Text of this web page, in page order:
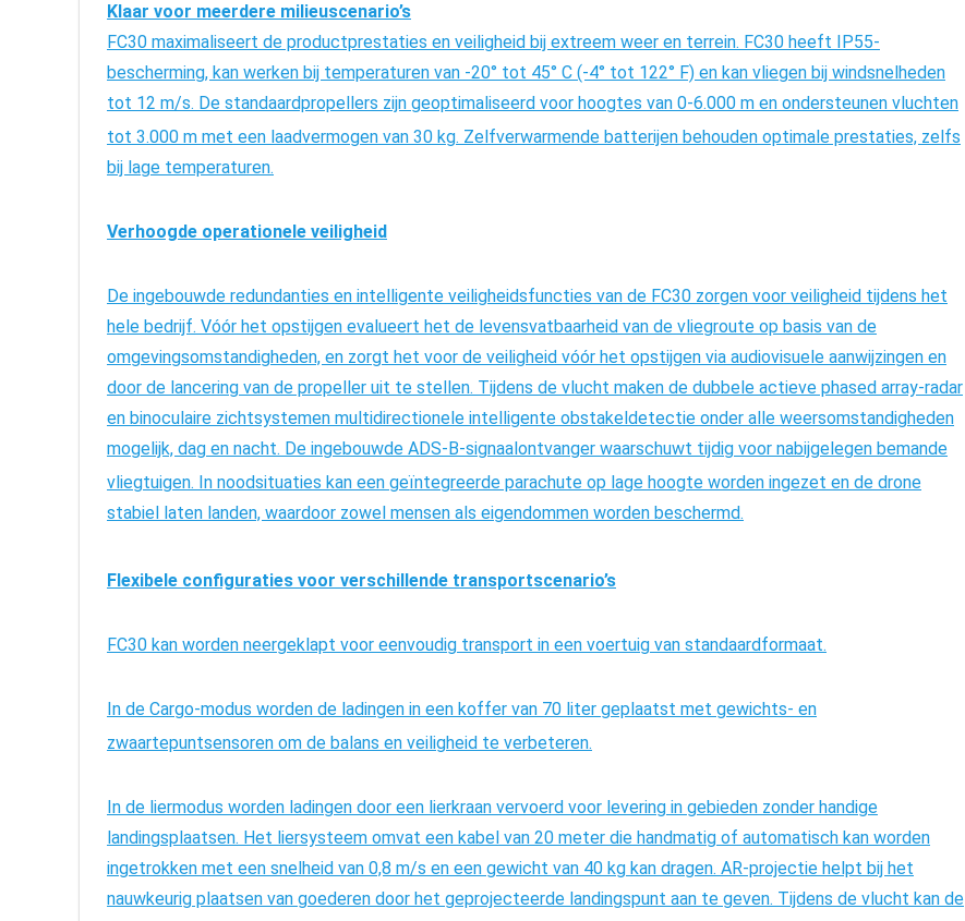
Klaar voor meerdere milieuscenario’s
FC30 maximaliseert de productprestaties en veiligheid bij extreem weer en terrein. FC30 heeft IP55-
bescherming, kan werken bij temperaturen van -20° tot 45° C (-4° tot 122° F) en kan vliegen bij windsnelheden
tot 12 m/s. De standaardpropellers zijn geoptimaliseerd voor hoogtes van 0-6.000 m en ondersteunen vluchten
tot 3.000 m met een laadvermogen van 30 kg. Zelfverwarmende batterijen behouden optimale prestaties, zelfs
bij lage temperaturen.
Verhoogde operationele veiligheid
De ingebouwde redundanties en intelligente veiligheidsfuncties van de FC30 zorgen voor veiligheid tijdens het
hele bedrijf. Vóór het opstijgen evalueert het de levensvatbaarheid van de vliegroute op basis van de
omgevingsomstandigheden, en zorgt het voor de veiligheid vóór het opstijgen via audiovisuele aanwijzingen en
door de lancering van de propeller uit te stellen. Tijdens de vlucht maken de dubbele actieve phased array-radar
en binoculaire zichtsystemen multidirectionele intelligente obstakeldetectie onder alle weersomstandigheden
mogelijk, dag en nacht. De ingebouwde ADS-B-signaalontvanger waarschuwt tijdig voor nabijgelegen bemande
vliegtuigen. In noodsituaties kan een geïntegreerde parachute op lage hoogte worden ingezet en de drone
stabiel laten landen, waardoor zowel mensen als eigendommen worden beschermd.
Flexibele configuraties voor verschillende transportscenario’s
FC30 kan worden neergeklapt voor eenvoudig transport in een voertuig van standaardformaat.
In de Cargo-modus worden de ladingen in een koffer van 70 liter geplaatst met gewichts- en
zwaartepuntsensoren om de balans en veiligheid te verbeteren.
In de liermodus worden ladingen door een lierkraan vervoerd voor levering in gebieden zonder handige
landingsplaatsen. Het liersysteem omvat een kabel van 20 meter die handmatig of automatisch kan worden
ingetrokken met een snelheid van 0,8 m/s en een gewicht van 40 kg kan dragen. AR-projectie helpt bij het
nauwkeurig plaatsen van goederen door het geprojecteerde landingspunt aan te geven. Tijdens de vlucht kan de